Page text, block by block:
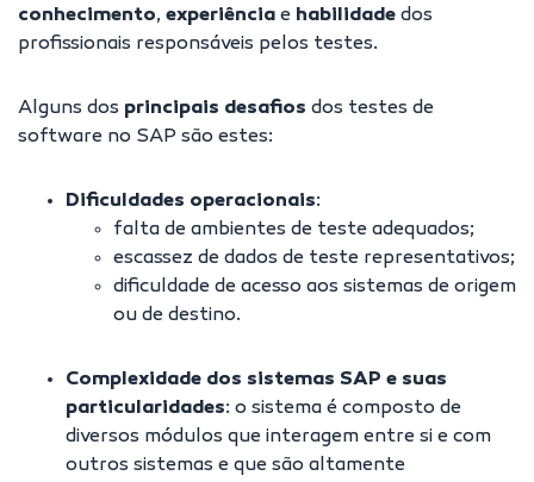
conhecimento, experiência e habilidade dos
profissionais responsáveis pelos testes.
Alguns dos principais desafios dos testes de
software no SAP são estes:
Dificuldades operacionais:
falta de ambientes de teste adequados;
escassez de dados de teste representativos;
dificuldade de acesso aos sistemas de origem
ou de destino.
Complexidade dos sistemas SAP e suas
particularidades: o sistema é composto de
diversos módulos que interagem entre si e com
outros sistemas e que são altamente